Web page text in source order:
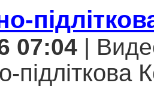
07:04 |
підліткова